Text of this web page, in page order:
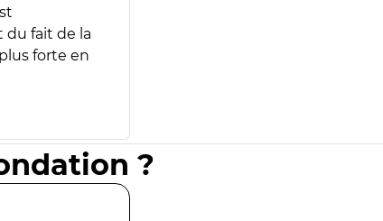
du fait de la
forte en
?